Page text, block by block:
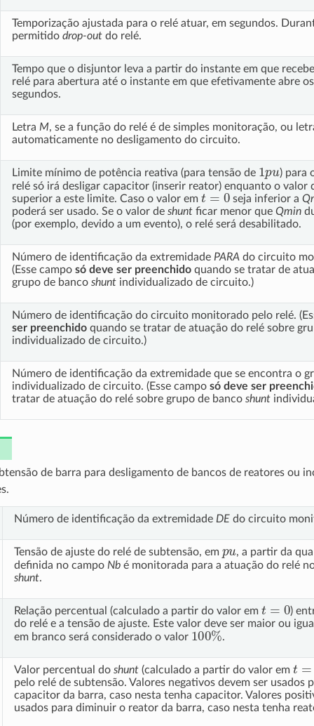
Temporização ajustada para o relé atuar, em segundos.
permitido drop-outdo relé.
Tempo que o disjuntor leva a partir do instante em que
relé para abertura até o instante em que efetivamente abre
segundos.
Letra M, se a função do relé é de simples monitoração, ou
automaticamente no desligamento do circuito.
Limite mínimo de potência reativa (para tensão de 1 u) para
relé só irá desligar capacitor (inserir reator) enquanto o valor
superior a este limite. Caso o valor em t=0 seja inferior a
poderá ser usado. Se o valor de shuntficar menor que Qmin
(por exemplo, devido a um evento), o relé será desabilitado.
Número de identificação da extremidade PARA do circuito
(Esse campo só deve ser preenchidoquando se tratar de
grupo de banco shuntindividualizado de circuito.)
Número de identificação do circuito monitorado pelo relé.
ser preenchidoquando se tratar de atuação do relé sobre
individualizado de circuito.)
Número de identificação da extremidade que se encontra o
individualizado de circuito. (Esse campo só deve ser
tratar de atuação do relé sobre grupo de banco shunt
de barra para desligamento de bancos de reatores ou
Número de identificação da extremidade DEdo circuito
Tensão de ajuste do relé de subtensão, em
, a partir da
definida no campo Nbé monitorada para a atuação do relé
shunt.
Relação percentual (calculado a partir do valor em t
)
do relé e a tensão de ajuste. Este valor deve ser maior ou
em branco será considerado o valor 100%.
Valor percentual do shunt(calculado a partir do valor em t
pelo relé de subtensão. Valores negativos devem ser usados
capacitor da barra, caso nesta tenha capacitor. Valores
usados para diminuir o reator da barra, caso nesta tenha